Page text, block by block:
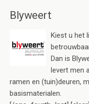
Blyweert
Kiest u het
Dan is
levert men
ramen en (tuin)deuren,
basismaterialen.